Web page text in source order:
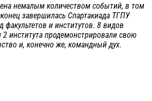
немалым количеством событий, в том
завершилась Спартакиада ТГПУ
и институтов. 8 видов
2 института продемонстрировали свою
и, конечно же, командный дух.